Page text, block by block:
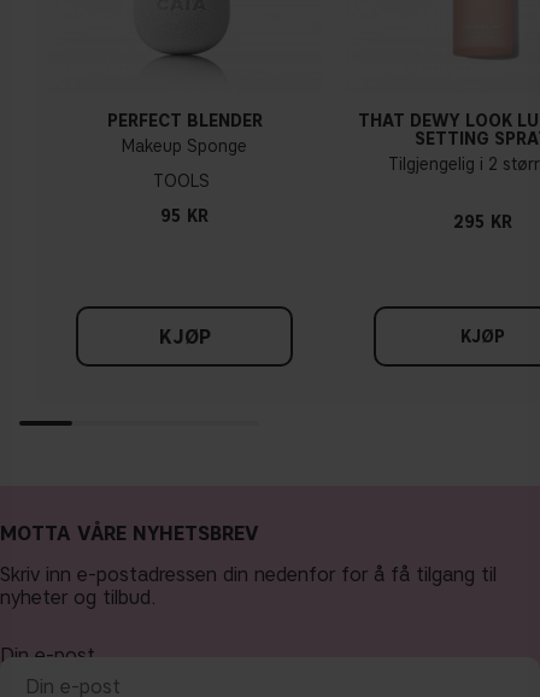
PERFECT BLENDER
Makeup Sponge
TOOLS
95 KR
KJØP
THAT DEWY LOOK
SETTING
Tilgjengelig i 2
295 KR
KJØP
MOTTA VÅRE NYHETSBREV
Skriv inn e-postadressen din nedenfor for å få tilgang til
nyheter og tilbud.
Din e-post